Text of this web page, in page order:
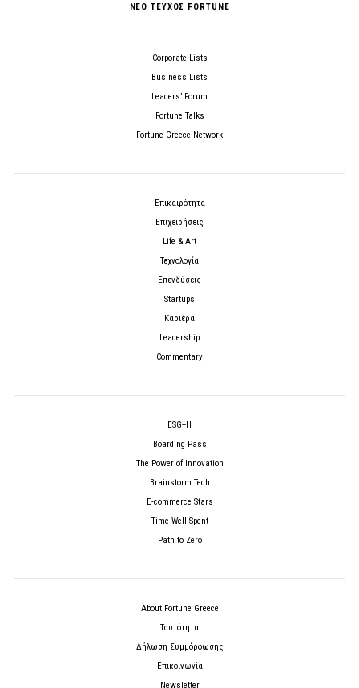
ΝΕΟ ΤΕΥΧΟΣ FORTUNE
Corporate Lists
Business Lists
Leaders’ Forum
Fortune Talks
Fortune Greece Network
Επικαιρότητα
Επιχειρήσεις
Life & Art
Τεχνολογία
Επενδύσεις
Startups
Καριέρα
Leadership
Commentary
ESG+H
Boarding Pass
The Power of Innovation
Brainstorm Tech
E-commerce Stars
Time Well Spent
Path to Zero
About Fortune Greece
Ταυτότητα
Δήλωση Συμμόρφωσης
Επικοινωνία
Newsletter